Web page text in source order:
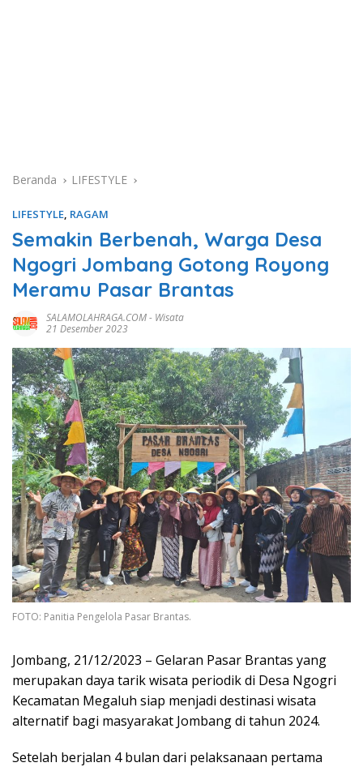
Beranda LIFESTYLE
LIFESTYLE, RAGAM
Semakin Berbenah, Warga Desa
Ngogri Jombang Gotong Royong
Meramu Pasar Brantas
SALAMOLAHRAGA.COM- Wisata
21 Desember 2023
FOTO: Panitia Pengelola Pasar Brantas.
Jombang, 21/12/2023 – Gelaran Pasar Brantas yang
merupakan daya tarik wisata periodik di Desa Ngogri
Kecamatan Megaluh siap menjadi destinasi wisata
alternatif bagi masyarakat Jombang di tahun 2024.
Setelah berjalan 4 bulan dari pelaksanaan pertama